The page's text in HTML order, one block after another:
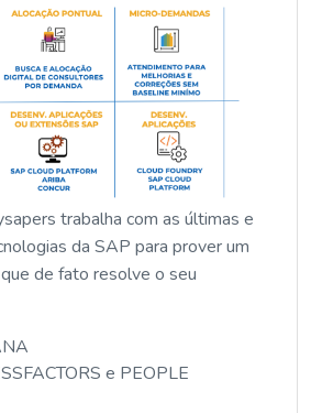
trabalha com as últimas e
da SAP para prover um
de fato resolve o seu
e PEOPLE